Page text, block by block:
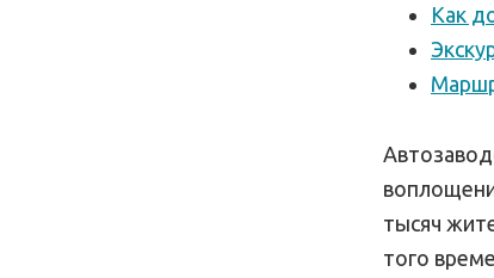
Как
тысяч
того